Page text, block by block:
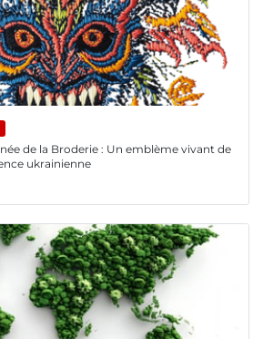
de la Broderie : Un emblème vivant de
ukrainienne